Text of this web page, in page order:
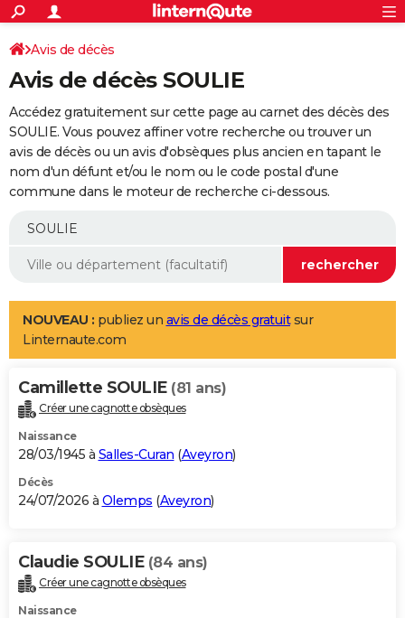
ACTUALITÉS
Politique
Société
Faits Divers
Education
Monde
Villes
+
SPORT
Coupe du monde 2026
Football
Tennis
Cyclisme
Rugby
Forum
Programme TV
TNT
Streaming
Cinéma
Sorties cinéma
Musique
+
FINANCE
Retraite
Epargne
Immobilier
Risques naturels par ville
Banque
Assurance
AUTO
Essais
Réserver un essai
Citadines
Berlines
SUV
Forum auto
+
Mobiles
Meilleur smartphone
Internet
Ordinateurs
Jeux vidéo
Guide high-tech
Aménagement intérieur
LIFESTYLE
Art de vivre
Bien-être
Loisirs
Mode
Modes de vie
Alimentation
Guide de la santé
Maladies
Médicaments
Sommeil
VOYAGE
Destinations
City break
Voyage nature
Voyage de noces
Forum
Climat
+PHOTO
GUIDES D'ACHAT
BONS PLANS
Carte de Noël
Carte Bonne année
Carte Saint-Valentin
Carte Pâques
Carte d'anniversaire
DICTIONNAIRE
Dictionnaire
Biographies
Citations
Expressions
Proverbes
PROGRAMME TV
Avis de décès
Avis de décès SOULIE
Accédez gratuitement sur cette page au carnet des décès des
SOULIE. Vous pouvez affiner votre recherche ou trouver un
avis de décès ou un avis d'obsèques plus ancien en tapant le
nom d'un défunt et/ou le nom ou le code postal d'une
commune dans le moteur de recherche ci-dessous.
NOUVEAU : publiez un avis de décès gratuitsur
Linternaute.com
Camillette SOULIE (81 ans)
Créer une cagnotte obsèques
Naissance
28/03/1945 à Salles-Curan (Aveyron)
Décès
24/07/2026 à Olemps (Aveyron)
Claudie SOULIE (84 ans)
Créer une cagnotte obsèques
Naissance